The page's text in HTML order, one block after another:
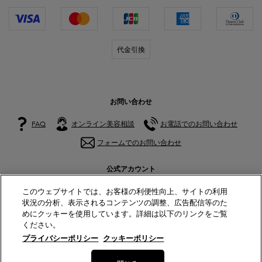
代金引換
お問い合わせ
FAQ オンライン美容相談 お電話でのお問い合わせ
フォームでのお問い合わせ
公式アカウント
© Lancôme
サイトマップ 特定商取引法に基づく表示 利用規約
このウェブサイトでは、お客様の利便性向上、サイトの利用
状況の分析、表示されるコンテンツの調整、広告配信等のた
めにクッキーを使用しています。詳細は以下のリンクをご覧
ください。
プライバシーポリシー クッキーポリシー